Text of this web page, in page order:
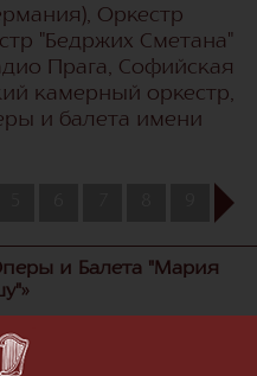
Оркестр
"Бедржих Сметана"
Прага, Софийская
камерный оркестр,
и балета имени
10
и Балета "Мария